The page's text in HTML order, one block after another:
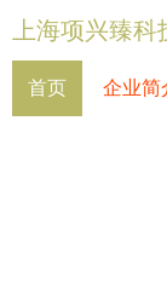
上海项兴臻科
首页 企业简